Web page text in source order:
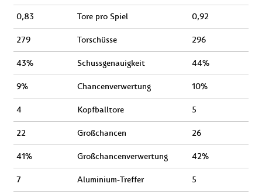
0,83 Tore pro Spiel 0,92
279 Torschüsse 296
43% Schussgenauigkeit 44%
9% Chancenverwertung 10%
4 Kopfballtore 5
22 Großchancen 26
41% Großchancenverwertung 42%
7 Aluminium-Treffer 5